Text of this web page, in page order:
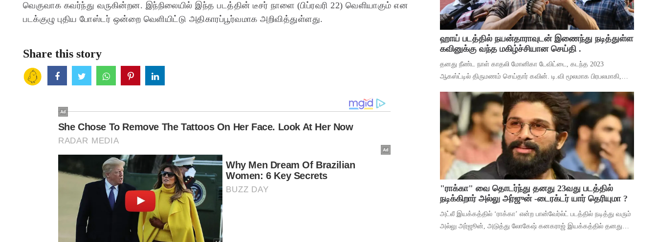
வெகுவாக கவர்ந்து வருகின்றன. இந்நிலையில் இந்த படத்தின் டீசர் நாளை (பிப்ரவரி 22) வெளியாகும் என
படக்குழு புதிய போஸ்டர் ஒன்றை வெளியிட்டு அதிகாரப்பூர்வமாக அறிவித்துள்ளது.
Share this story
ஹாய் படத்தில் நயன்தாராவுடன் இணைந்து நடித்துள்ள
கவினுக்கு வந்த மகிழ்ச்சியான செய்தி .
தனது நீண்ட நாள் காதலி மோனிகா டேவிட்டை, கடந்த 2023
ஆகஸ்ட்டில் திருமணம் செய்தார் கவின். டி.வி மூலமாக பிரபலமாகி,
மூலம் ஹீரோவாக மாறி வெற்றிபெ
"ராக்கா" வை தொடர்ந்து தனது 23வது படத்தில்
நடிக்கிறார் அல்லு அர்ஜுன் -டைரக்டர் யார் தெரியுமா ?
அட்லீ இயக்கத்தில் ‘ராக்கா’ என்ற பான்வேர்ல்ட் படத்தில் நடித்து வரும்
அல்லு அர்ஜூன், அடுத்து லோகேஷ் கனகராஜ் இயக்கத்தில் தனது